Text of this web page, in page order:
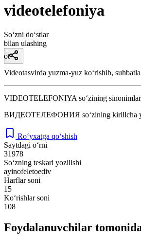
videotelefoniya
So‘zni do‘stlar
bilan ulashing
ot
Videotasvirda yuzma-yuz koʻrishib,
VIDEOTELEFONIYA so‘zining
ВИДЕОТЕЛЕФОНИЯ so‘zining kirillcha
Ro‘yxatga qo‘shish
Saytdagi o‘rni
31978
So‘zning teskari yozilishi
ayinofeletoediv
Harflar soni
15
Ko‘rishlar soni
108
Foydalanuvchilar